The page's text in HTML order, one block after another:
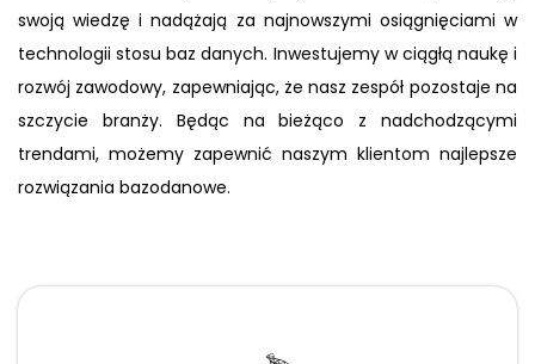
swoją wiedzę i nadążają za najnowszymi osiągnięciami w
technologii stosu baz danych. Inwestujemy w ciągłą naukę i
rozwój zawodowy, zapewniając, że nasz zespół pozostaje na
szczycie branży. Będąc na bieżąco z nadchodzącymi
trendami, możemy zapewnić naszym klientom najlepsze
rozwiązania bazodanowe.